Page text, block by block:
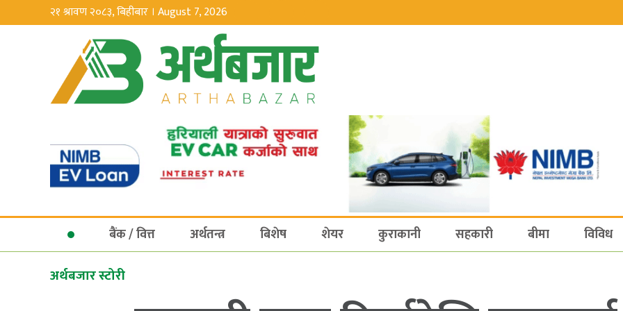
२१ श्रावण २०८३, बिहीबार । August 7, 2026
बैंक / वित्त अर्थतन्त्र बिशेष शेयर कुराकानी सहकारी बीमा विविध
अर्थबजार स्टोरी